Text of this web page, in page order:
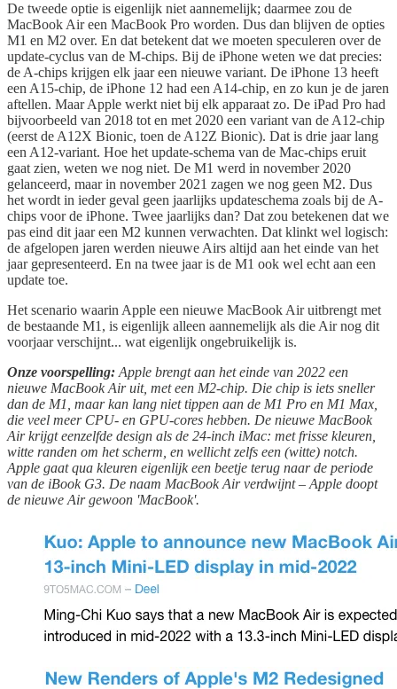
De tweede optie is eigenlijk niet aannemelijk; daarmee zou de
MacBook Air een MacBook Pro worden. Dus dan blijven de opties
M1 en M2 over. En dat betekent dat we moeten speculeren over de
update-cyclus van de M-chips. Bij de iPhone weten we dat precies:
de A-chips krijgen elk jaar een nieuwe variant. De iPhone 13 heeft
een A15-chip, de iPhone 12 had een A14-chip, en zo kun je de jaren
aftellen. Maar Apple werkt niet bij elk apparaat zo. De iPad Pro had
bijvoorbeeld van 2018 tot en met 2020 een variant van de A12-chip
(eerst de A12X Bionic, toen de A12Z Bionic). Dat is drie jaar lang
een A12-variant. Hoe het update-schema van de Mac-chips eruit
gaat zien, weten we nog niet. De M1 werd in november 2020
gelanceerd, maar in november 2021 zagen we nog geen M2. Dus
het wordt in ieder geval geen jaarlijks updateschema zoals bij de A-
chips voor de iPhone. Twee jaarlijks dan? Dat zou betekenen dat we
pas eind dit jaar een M2 kunnen verwachten. Dat klinkt wel logisch:
de afgelopen jaren werden nieuwe Airs altijd aan het einde van het
jaar gepresenteerd. En na twee jaar is de M1 ook wel echt aan een
update toe.
Het scenario waarin Apple een nieuwe MacBook Air uitbrengt met
de bestaande M1, is eigenlijk alleen aannemelijk als die Air nog dit
voorjaar verschijnt... wat eigenlijk ongebruikelijk is.
Onze voorspelling:Apple brengt aan het einde van 2022 een
nieuwe MacBook Air uit, met een M2-chip. Die chip is iets sneller
dan de M1, maar kan lang niet tippen aan de M1 Pro en M1 Max,
die veel meer CPU- en GPU-cores hebben. De nieuwe MacBook
Air krijgt eenzelfde design als de 24-inch iMac: met frisse kleuren,
witte randen om het scherm, en wellicht zelfs een (witte) notch.
Apple gaat qua kleuren eigenlijk een beetje terug naar de periode
van de iBook G3. De naam MacBook Air verdwijnt – Apple doopt
de nieuwe Air gewoon 'MacBook'.